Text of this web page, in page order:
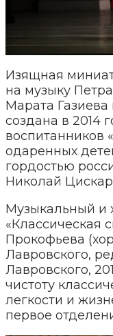
Изящная
на музыку
Марата
создана в 2014
воспитанников
одаренных
гордостью
Николай
Музыкальный и
«Классическая
Прокофьева
Лавровского,
Лавровского,
чистоту
легкости и
первое